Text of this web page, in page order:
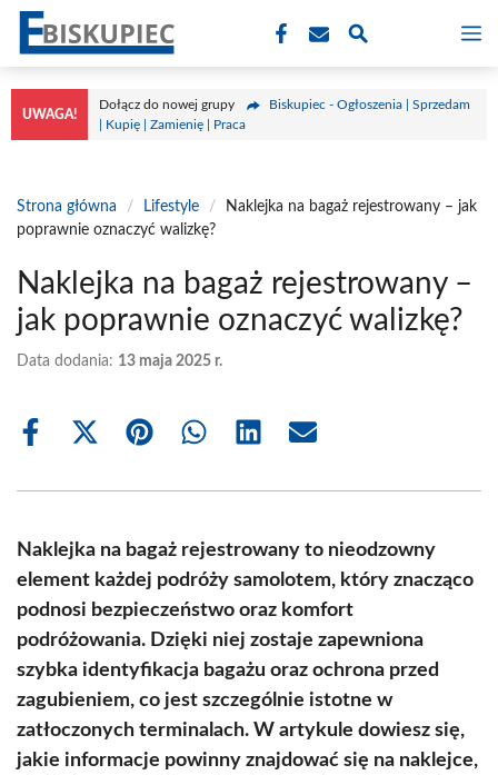
Przejdź
treści
UWAGA!
Dołącz do nowej grupy
Biskupiec - Ogłoszenia | Sprzedam
| Kupię | Zamienię | Praca
Strona główna / Lifestyle /
Naklejka na bagaż rejestrowany – jak
poprawnie oznaczyć walizkę?
Naklejka na bagaż rejestrowany –
jak poprawnie oznaczyć walizkę?
Data dodania: 13 maja 2025 r.
Share
Share
(Twitter)
Share Share Share Share
Naklejka na bagaż rejestrowany to nieodzowny
element każdej podróży samolotem, który znacząco
podnosi bezpieczeństwo oraz komfort
podróżowania. Dzięki niej zostaje zapewniona
szybka identyfikacja bagażu oraz ochrona przed
zagubieniem, co jest szczególnie istotne w
zatłoczonych terminalach. W artykule dowiesz się,
jakie informacje powinny znajdować się na naklejce,